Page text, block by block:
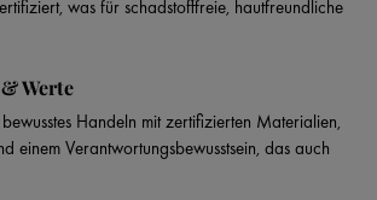
was für schadstofffreie, hautfreundliche
Werte
Handeln mit zertifizierten Materialien,
einem Verantwortungsbewusstsein, das auch